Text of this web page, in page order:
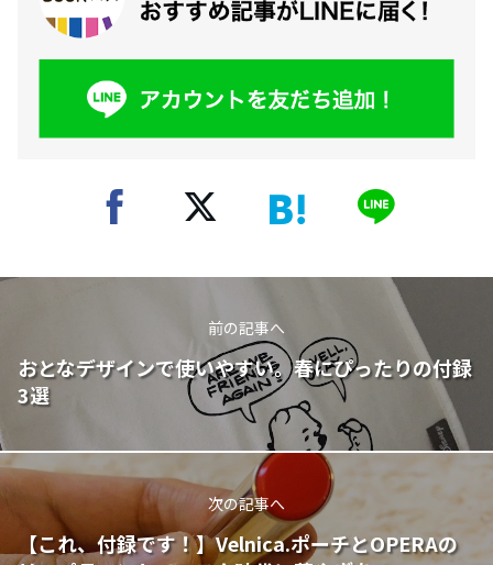
前の記事へ
おとなデザインで使いやすい。春にぴったりの付録
3選
次の記事へ
【これ、付録です！】Velnica.ポーチとOPERAの